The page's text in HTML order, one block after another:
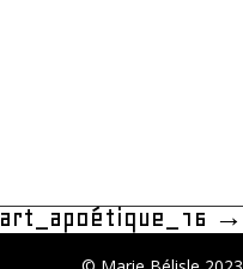
art_apoétique_16 →